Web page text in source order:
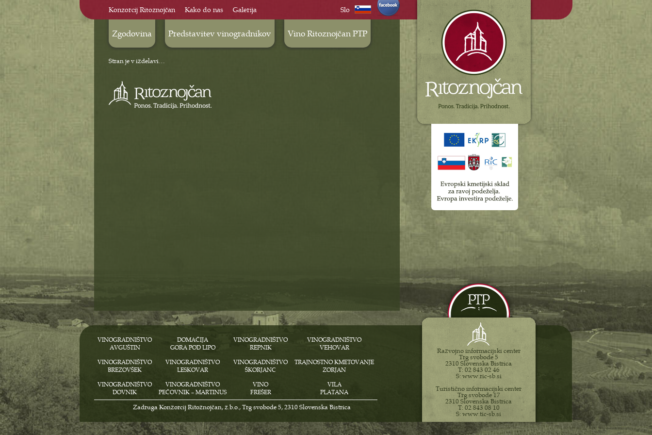
Konzorcij Ritoznojčan Kako do nas Galerija Slo
Zgodovina Predstavitev vinogradnikov Vino Ritoznojčan PTP
Stran je v izdelavi…
VINOGRADNIŠTVO
AVGUŠTIN
VINOGRADNIŠTVO
BREZOVŠEK
VINOGRADNIŠTVO
DOVNIK
DOMAČIJA
GORA POD LIPO
VINOGRADNIŠTVO
LESKOVAR
VINOGRADNIŠTVO
PEČOVNIK – MARTINUS
VINOGRADNIŠTVO
REPNIK
VINOGRADNIŠTVO
ŠKORJANC
VINO
FREŠER
VINOGRADNIŠTVO
VEHOVAR
TRAJNOSTNO KMETOVANJE
ZORJAN
VILA
PLATANA
Zadruga Konzorcij Ritoznojčan, z.b.o., Trg svobode 5, 2310 Slovenska Bistrica
Razvojno informacijski center
Trg svobode 5
2310 Slovenska Bistrica
T: 02 843 02 46
S: www.ric-sb.si
Turistično informacijski center
Trg svobode 17
2310 Slovenska Bistrica
T: 02 843 08 10
S: www.tic-sb.si